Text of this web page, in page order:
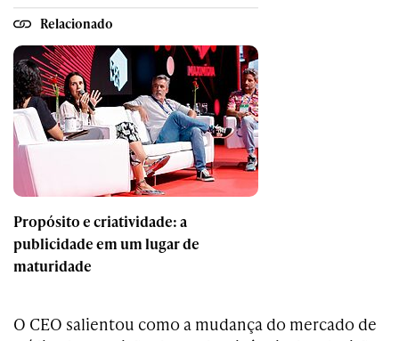
Relacionado
Propósito e criatividade: a
publicidade em um lugar de
maturidade
O CEO salientou como a mudança do mercado de